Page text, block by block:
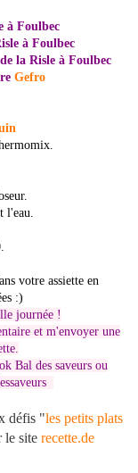
à Foulbec
à Foulbec
la Risle à Foulbec
Gefro
.
l'eau.
votre assiette en
:)
journée !
et m'envoyer une
Bal des saveurs ou
défis "les petits plats
le site recette.de